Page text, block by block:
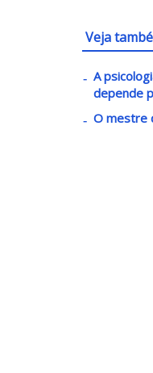
Veja
A
depende
O mestre